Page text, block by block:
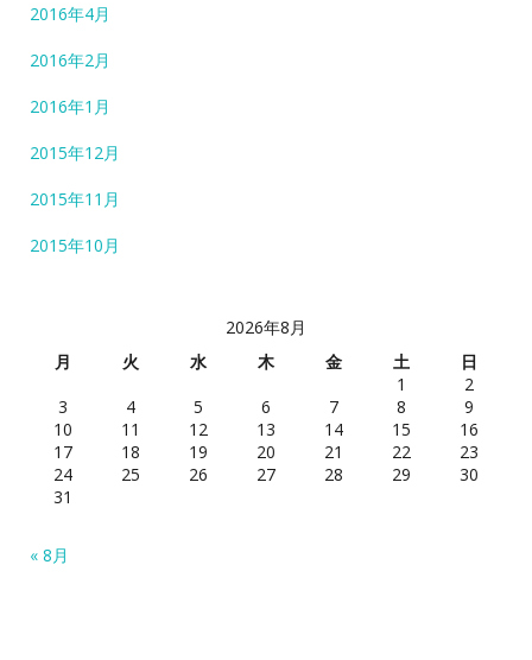
2016年4月
2016年2月
2016年1月
2015年12月
2015年11月
2015年10月
2026年8月
月
火 水 木 金 土
日
1
2
3
4 5 6 7 8
9
10
11 12 13 14 15
16
17
18 19 20 21 22
23
24
25 26 27 28 29
30
31
« 8月